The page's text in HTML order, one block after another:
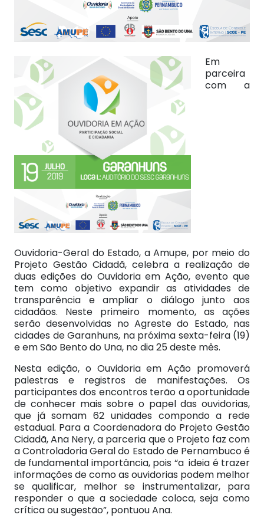
Em
parceira
com a
Ouvidoria-Geral do Estado, a Amupe, por meio do
Projeto Gestão Cidadã, celebra a realização de
duas edições do Ouvidoria em Ação, evento que
tem como objetivo expandir as atividades de
transparência e ampliar o diálogo junto aos
cidadãos. Neste primeiro momento, as ações
serão desenvolvidas no Agreste do Estado, nas
cidades de Garanhuns, na próxima sexta-feira (19)
e em São Bento do Una, no dia 25 deste mês.
Nesta edição, o Ouvidoria em Ação promoverá
palestras e registros de manifestações. Os
participantes dos encontros terão a oportunidade
de conhecer mais sobre o papel das ouvidorias,
que já somam 62 unidades compondo a rede
estadual. Para a Coordenadora do Projeto Gestão
Cidadã, Ana Nery, a parceria que o Projeto faz com
a Controladoria Geral do Estado de Pernambuco é
de fundamental importância, pois “a ideia é trazer
informações de como as ouvidorias podem melhor
se qualificar, melhor se instrumentalizar, para
responder o que a sociedade coloca, seja como
crítica ou sugestão”, pontuou Ana.